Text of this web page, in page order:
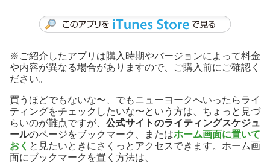
※ご紹介したアプリは購入時期やバージョンによって料金
や内容が異なる場合がありますので、ご購入前にご確認く
ださい。
買うほどでもないな〜、でもニューヨークへいったらライ
ティングをチェックしたいな〜という方は、ちょっと見づ
らいのが難点ですが、 公式サイトのライティングスケジュ
ールのページをブックマーク、またはホーム画面に置いて
おく と見たいときにさくっとアクセスできます。ホーム画
面にブックマークを置く方法は、